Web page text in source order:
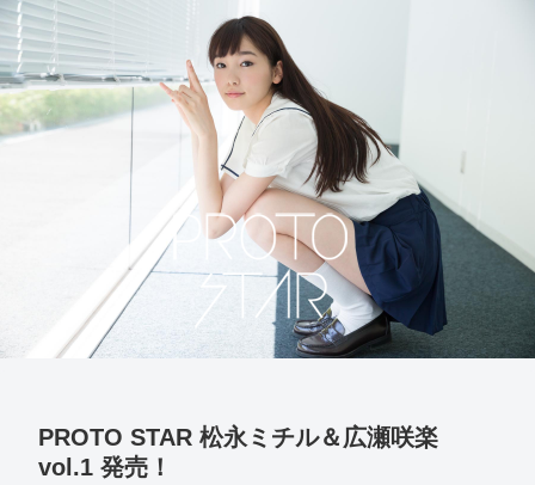
PROTO STAR 松永ミチル＆広瀬咲楽
vol.1 発売！